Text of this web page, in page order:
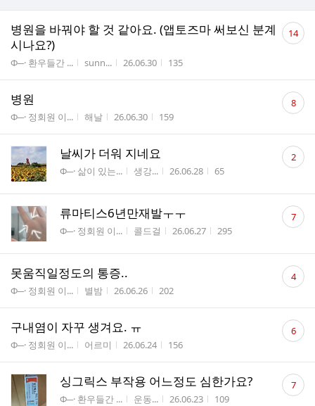
병원을 바꿔야 할 것 같아요. (앱토즈마 써보신 분계
시나요?)
게시판명
Φ─· 환우들간 ... 작성자
sunn... 작성시간
26.06.30 조회수
135
댓
글14
병원
게시판명
Φ─· 정회원 이... 작성자
해날 작성시간
26.06.30 조회수
159
댓
글 8
날씨가 더워 지네요
게시판명
Φ─· 삶이 있는... 작성자
생강... 작성시간
26.06.28 조회수
65
댓
글 2
류마티스6년만재발ㅜㅜ
게시판명
Φ─· 정회원 이... 작성자
콜드걸 작성시간
26.06.27 조회수
295
댓
글 7
못움직일정도의 통증..
게시판명
Φ─· 정회원 이... 작성자
별밤 작성시간
26.06.26 조회수
202
댓
글 4
구내염이 자꾸 생겨요. ㅠ
게시판명
Φ─· 정회원 이... 작성자
어르미 작성시간
26.06.24 조회수
156
댓
글 6
싱그릭스 부작용 어느정도 심한가요?
게시판명
Φ─· 환우들간 ... 작성자
운동... 작성시간
26.06.23 조회수
109
댓
글 7